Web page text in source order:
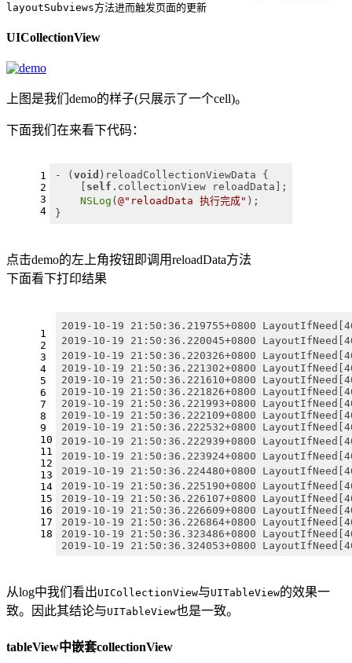
layoutSubviews方法进而触发页面的更新
UICollectionView
上图是我们demo的样子(只展示了一个cell)。
下面我们在来看下代码：
1
2
3
4
- ( void )reloadCollectionViewData {
self .collectionView reloadData];
NSLog ( @"reloadData 执行完成" );
}
点击demo的左上角按钮即调用reloadData方法
下面看下打印结果
1
2
3
4
5
6
7
8
9
10
11
12
13
14
15
16
17
18
2019-10-19 21:50:36.219755+0800
2019-10-19 21:50:36.220045+0800
2019-10-19 21:50:36.220326+0800
2019-10-19 21:50:36.221302+0800
2019-10-19 21:50:36.221610+0800
2019-10-19 21:50:36.221826+0800
2019-10-19 21:50:36.221993+0800
2019-10-19 21:50:36.222109+0800
2019-10-19 21:50:36.222532+0800
2019-10-19 21:50:36.222939+0800
2019-10-19 21:50:36.223924+0800
2019-10-19 21:50:36.224480+0800
2019-10-19 21:50:36.225190+0800
2019-10-19 21:50:36.226107+0800
2019-10-19 21:50:36.226609+0800
2019-10-19 21:50:36.226864+0800
2019-10-19 21:50:36.323486+0800
2019-10-19 21:50:36.324053+0800
从log中我们看出UICollectionView与UITableView的效果一
致。因此其结论与UITableView也是一致。
tableView中嵌套collectionView